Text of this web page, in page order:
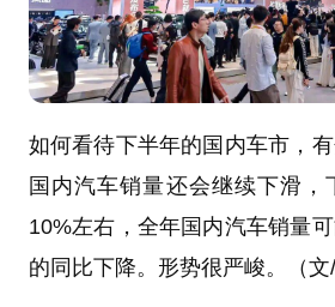
如何看待下半年的国内车市，
国内汽车销量还会继续下滑，
10%左右，全年国内汽车销量
的同比下降。形势很严峻。（文